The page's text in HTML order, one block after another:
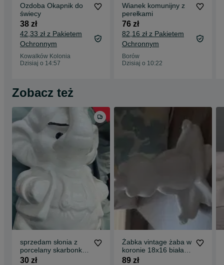
Ozdoba Okapnik do
świecy
38 zł
42,33 zł z Pakietem
Ochronnym
Kowalków Kolonia
Dzisiaj o 14:57
Wianek komunijny z
perełkami
76 zł
82,16 zł z Pakietem
Ochronnym
Borów
Dzisiaj o 10:22
Zobacz też
sprzedam słonia z
porcelany skarbonkę
wysokość 28 cm
30 zł
Żabka vintage żaba w
koronie 18x16 biała
ceramika prl kolekcja
89 zł